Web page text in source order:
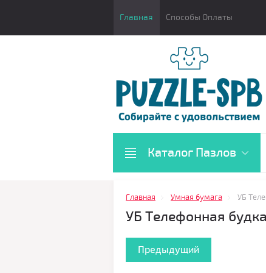
Главная Способы Оплаты
Каталог Пазлов
Главная Умная бумага УБ
УБ Телефонная будка
Предыдущий